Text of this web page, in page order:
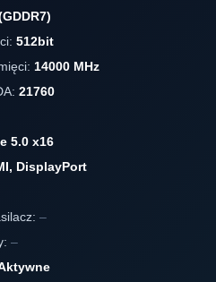
512bit
14000 MHz
21760
5.0 x16
DisplayPort
–
–